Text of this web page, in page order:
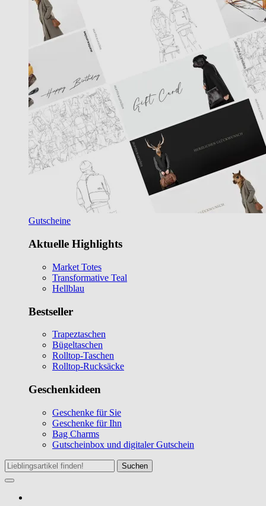
Gutscheine
Aktuelle Highlights
Market Totes
Transformative Teal
Hellblau
Bestseller
Trapeztaschen
Bügeltaschen
Rolltop-Taschen
Rolltop-Rucksäcke
Geschenkideen
Geschenke für Sie
Geschenke für Ihn
Bag Charms
Gutscheinbox und digitaler Gutschein
Suchen